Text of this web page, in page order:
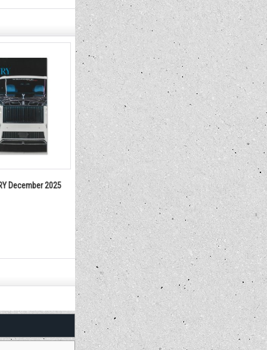
December 2025
duPont REGISTRY June 2025
No.481
1,650円 (税込)
duPont
No.488
1,650円
(税込)